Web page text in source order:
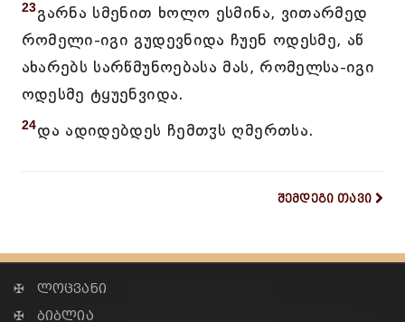
23გარნა სმენით ხოლო ესმინა, ვითარმედ
რომელი-იგი გუდევნიდა ჩუენ ოდესმე, აწ
ახარებს სარწმუნოებასა მას, რომელსა-იგი
ოდესმე ტყუენვიდა.
24და ადიდებდეს ჩემთჳს ღმერთსა.
შემდეგი თავი
✠ ლოცვანი
✠ ბიბლია